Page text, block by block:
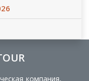
компания,